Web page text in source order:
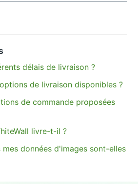
délais de livraison ?
de livraison disponibles ?
de commande proposées
livre-t-il ?
données d'images sont-elles